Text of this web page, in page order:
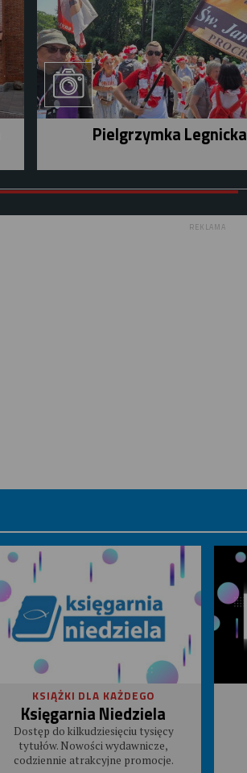
Pielgrzymka Legnicka
REKLAMA
KSIĄŻKI DLA KAŻDEGO
Księgarnia Niedziela
Dostęp do kilkudziesięciu tysięcy
tytułów. Nowości wydawnicze,
codziennie atrakcyjne promocje.